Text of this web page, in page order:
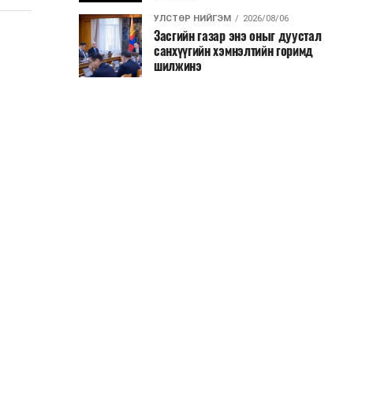
УЛСТӨР НИЙГЭМ 2026/08/06
Засгийн газар энэ оныг дуустал
санхүүгийн хэмнэлтийн горимд
шилжинэ